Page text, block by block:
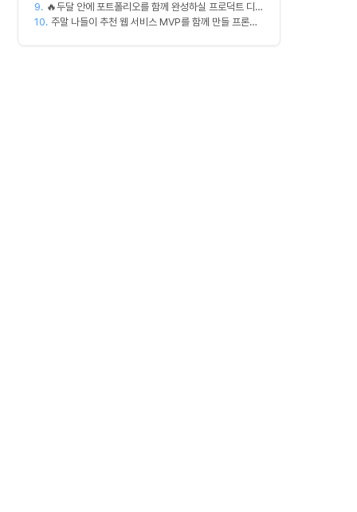
커넥터즈의 백엔드 개발 엔지니어. 리드 개발자를 모집
합니다! (첫 버전 완성, AWS 크레딧 5,000$+ 활용 가
9. 🔥두달 안에 포트폴리오를 함께 완성하실 프로덕트 디자
이너를 찾습니다!🔥
10. 주말 나들이 추천 웹 서비스 MVP를 함께 만들 프론트